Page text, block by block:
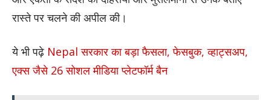
रास्ते पर चलने की अपील की।
ये भी पढ़े Nepal सरकार का बड़ा फैसला, फेसबुक, व्हाट्सअप,
एक्स जैसे 26 सोशल मीडिया प्लेटफॉर्म बैन